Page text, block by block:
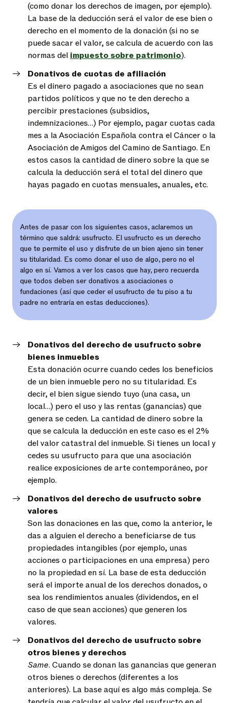
(como donar los derechos de imagen, por ejemplo).
La base de la deducción será el valor de ese bien o
derecho en el momento de la donación (si no se
puede sacar el valor, se calcula de acuerdo con las
normas del impuesto sobre patrimonio).
Donativos de cuotas de afiliación
Es el dinero pagado a asociaciones que no sean
partidos políticos y que no te den derecho a
percibir prestaciones (subsidios,
indemnizaciones…) Por ejemplo, pagar cuotas cada
mes a la Asociación Española contra el Cáncer o la
Asociación de Amigos del Camino de Santiago. En
estos casos la cantidad de dinero sobre la que se
calcula la deducción será el total del dinero que
hayas pagado en cuotas mensuales, anuales, etc.
Antes de pasar con los siguientes casos, aclaremos un
término que saldrá: usufructo. El usufructo es un derecho
que te permite el uso y disfrute de un bien ajeno sin tener
su titularidad. Es como donar el uso de algo, pero no el
algo en sí. Vamos a ver los casos que hay, pero recuerda
que todos deben ser donativos a asociaciones o
fundaciones (así que ceder el usufructo de tu piso a tu
padre no entraría en estas deducciones).
Donativos del derecho de usufructo sobre
bienes inmuebles
Esta donación ocurre cuando cedes los beneficios
de un bien inmueble pero no su titularidad. Es
decir, el bien sigue siendo tuyo (una casa, un
local…) pero el uso y las rentas (ganancias) que
genera se ceden. La cantidad de dinero sobre la
que se calcula la deducción en este caso es el 2%
del valor catastral del inmueble. Si tienes un local y
cedes su usufructo para que una asociación
realice exposiciones de arte contemporáneo, por
ejemplo.
Donativos del derecho de usufructo sobre
valores
Son las donaciones en las que, como la anterior, le
das a alguien el derecho a beneficiarse de tus
propiedades intangibles (por ejemplo, unas
acciones o participaciones en una empresa) pero
no la propiedad en sí. La base de esta deducción
será el importe anual de los derechos donados, o
sea los rendimientos anuales (dividendos, en el
caso de que sean acciones) que generen los
valores.
Donativos del derecho de usufructo sobre
otros bienes y derechos
Same. Cuando se donan las ganancias que generan
otros bienes o derechos (diferentes a los
anteriores). La base aquí es algo más compleja. Se